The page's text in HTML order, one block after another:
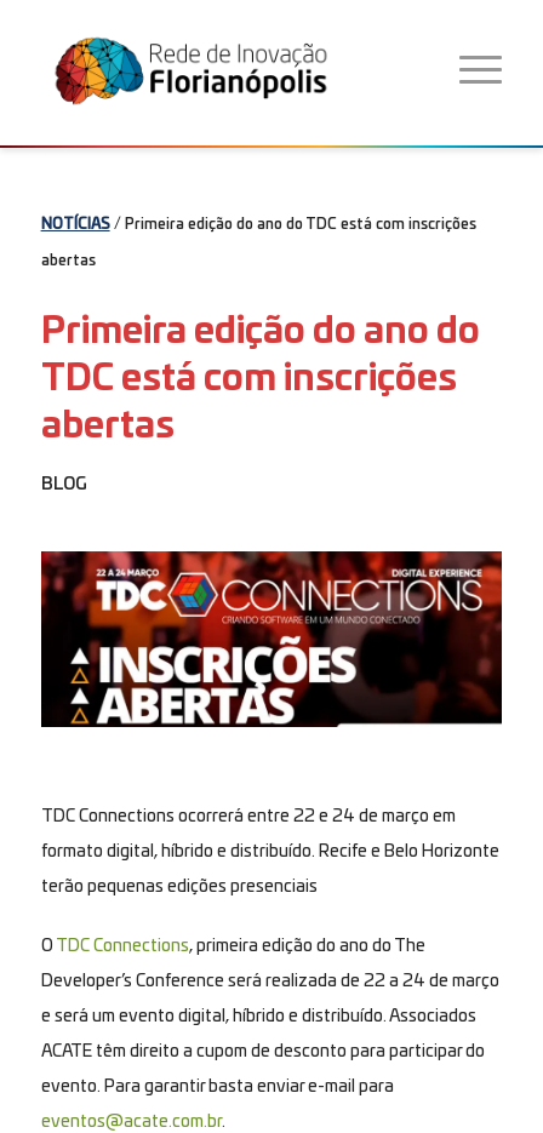
NOTÍCIAS/ Primeira edição do ano do TDC está com inscrições
abertas
Primeira edição do ano do
TDC está com inscrições
abertas
BLOG
TDC Connections ocorrerá entre 22 e 24 de março em
formato digital, híbrido e distribuído. Recife e Belo Horizonte
terão pequenas edições presenciais
O TDC Connections, primeira edição do ano do The
Developer’s Conference será realizada de 22 a 24 de março
e será um evento digital, híbrido e distribuído. Associados
ACATE têm direito a cupom de desconto para participar do
evento. Para garantir basta enviar e-mail para
eventos@acate.com.br.